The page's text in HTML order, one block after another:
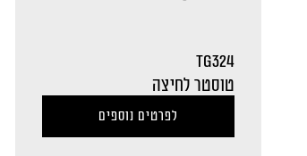
TG324
טוסטר לחיצה
לפרטים נוספים